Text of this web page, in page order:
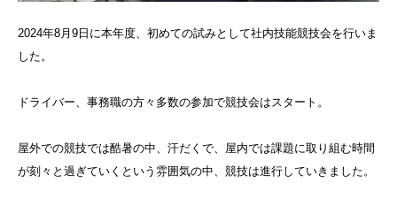
2024年8月9日に本年度、初めての試みとして社内技能競技会を行いま
した。
ドライバー、事務職の方々多数の参加で競技会はスタート。
屋外での競技では酷暑の中、汗だくで、屋内では課題に取り組む時間
が刻々と過ぎていくという雰囲気の中、競技は進行していきました。